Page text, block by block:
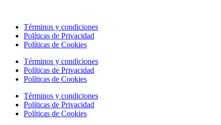
Términos y condiciones
Políticas de Privacidad
Políticas de Cookies
Términos y condiciones
Políticas de Privacidad
Políticas de Cookies
Términos y condiciones
Políticas de Privacidad
Políticas de Cookies